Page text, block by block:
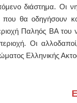
διάστημα. Οι
που θα οδηγήσουν
Παληός ΒΑ του
Οι
Ελληνικής